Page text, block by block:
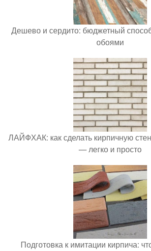
Дешево и сердито: бюджетный
обоями
ЛАЙФХАК: как сделать кирпичную
— легко и просто
Подготовка к имитации кирпича: